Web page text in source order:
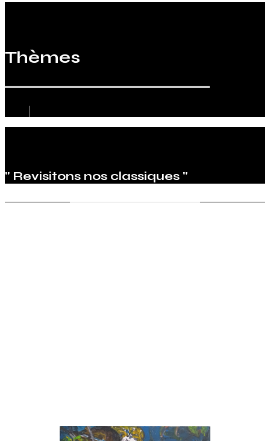
Thèmes
" Revisitons nos classiques "